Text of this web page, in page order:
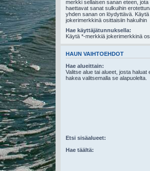
merkki sellaisen sanan eteen,
haettavat sanat sulkuihin
yhden sanan on löydyttävä.
jokerimerkkinä osittaisiin hakuihin
Hae käyttäjätunnuksella:
Käytä *-merkkiä jokerimerkkinä
HAUN VAIHTOEHDOT
Hae alueittain:
Valitse alue tai alueet, josta haluat
hakea valitsemalla se alapuolelta.
Etsi sisäalueet:
Hae täältä: